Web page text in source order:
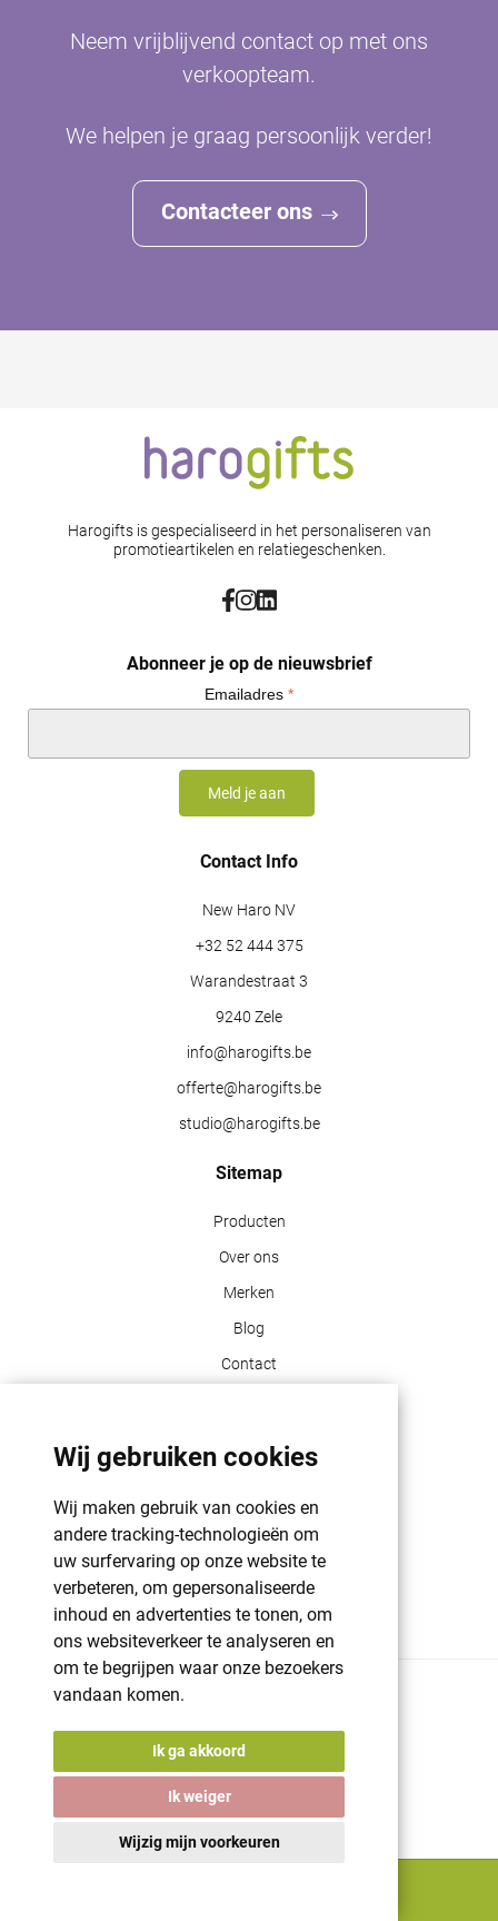
Wij gebruiken cookies
Wij maken gebruik van cookies en
andere tracking-technologieën om
uw surfervaring op onze website te
verbeteren, om gepersonaliseerde
inhoud en advertenties te tonen, om
ons websiteverkeer te analyseren en
om te begrijpen waar onze bezoekers
vandaan komen.
Ik ga akkoord
Ik weiger
Wijzig mijn voorkeuren
Neem vrijblijvend contact op met ons
verkoopteam.
We helpen je graag persoonlijk verder!
Contacteer ons
Harogifts is gespecialiseerd in het personaliseren van
promotieartikelen en relatiegeschenken.
Abonneer je op de nieuwsbrief
Emailadres *
Contact Info
New Haro NV
+32 52 444 375
Warandestraat 3
9240 Zele
info@harogifts.be
offerte@harogifts.be
studio@harogifts.be
Sitemap
Producten
Over ons
Merken
Blog
Contact
GDPR | PRIVACY POLICY | HAROGIFTS
PMS kleuren
Cookie beleid
Voorwaarden en bepalingen
Winkelwagen
Voorwaarden en bepalingen
Designed byNop-Templates.com